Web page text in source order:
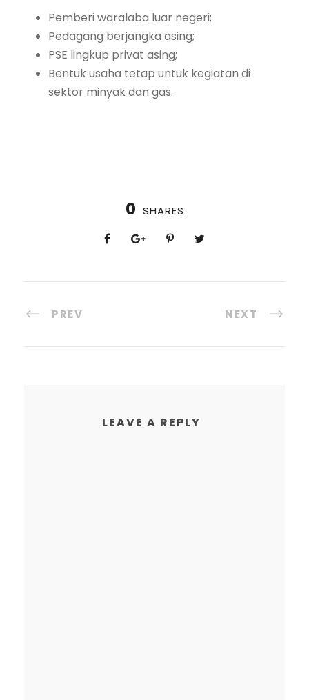
Pemberi waralaba luar negeri;
Pedagang berjangka asing;
PSE lingkup privat asing;
Bentuk usaha tetap untuk kegiatan di
sektor minyak dan gas.
0 SHARES
PREV NEXT
LEAVE A REPLY